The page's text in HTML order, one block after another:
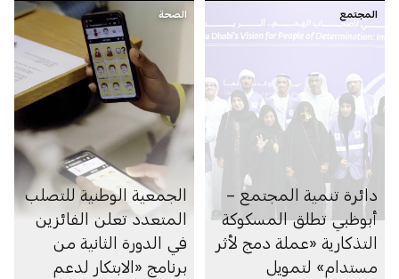
المجتمع
دائرة تنمية المجتمع –
أبوظبي تطلق المسكوكة
التذكارية «عملة دمج لأثر
مستدام» لتمويل
الصحة
الجمعية الوطنية للتصلب
المتعدد تعلن الفائزين
في الدورة الثانية من
برنامج «الابتكار لدعم